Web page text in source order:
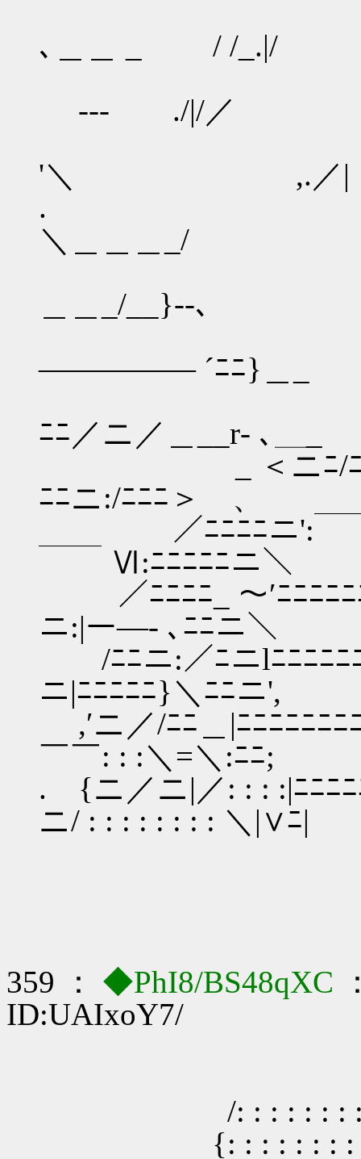
､＿＿ _ / /_.|/
--- ./|/／
'＼ ,.／|
.
＼＿＿＿_/
＿＿_/__}--､
――――― ´ﾆﾆ}＿_
ﾆﾆ／ニ／＿__r‐ ､＿_
_ ＜ニﾆ/ﾆﾆﾆﾆﾆﾆ
ﾆﾆニ:/ﾆﾆﾆ＞ 、
／ﾆﾆﾆﾆニ':￣￣￣
￣￣ Ⅵ:ﾆﾆﾆﾆﾆニ＼
／ﾆﾆﾆﾆ_ ～′ﾆﾆﾆﾆﾆﾆ
ニ:|ー―- ､ﾆﾆニ＼
/ﾆﾆニ:／ﾆニlﾆﾆﾆﾆﾆﾆ
ニ|ﾆﾆﾆﾆﾆ}＼ﾆﾆニ',
,′ニ／/ﾆﾆ＿|ﾆﾆﾆﾆﾆﾆﾆ
￣￣: : :＼=＼:ﾆﾆ;
. {ニ／ニ|／: : : :|ﾆﾆﾆﾆ
ニ/ : : : : : : : : ＼|∨ﾆ|
359 ： ◆PhI8/BS48qXC
ID:UAIxoY7/
/: : : : : : : : : : : {:
{: : : : : : : : :